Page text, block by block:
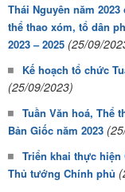
Thái Nguyên năm
thể thao xóm, tổ dân
2023 – 2025 (25/09/
Kế hoạch tổ chức
(25/09/2023)
Tuần Văn hoá, Thể
Bản Giốc năm 2023
Triển khai thực hiện
Thủ tướng Chính phủ